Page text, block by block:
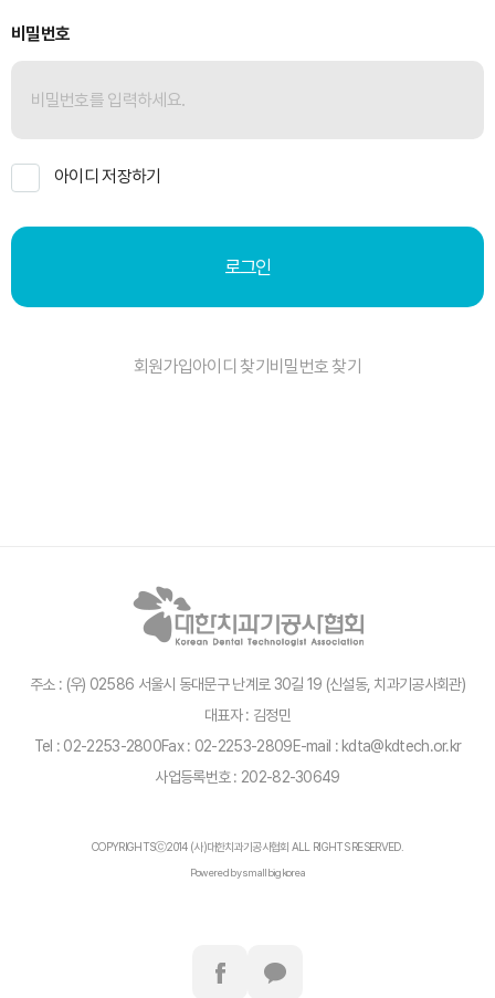
비밀번호
아이디 저장하기
로그인
회원가입아이디 찾기비밀번호 찾기
주소 : (우) 02586 서울시 동대문구 난계로 30길 19 (신설동, 치과기공사회관)
대표자 : 김정민
Tel : 02-2253-2800Fax : 02-2253-2809E-mail : kdta@kdtech.or.kr
사업등록번호 : 202-82-30649
COPYRIGHTSⓒ2014 (사)대한치과기공사협회 ALL RIGHTS RESERVED.
Powered by smallbigkorea